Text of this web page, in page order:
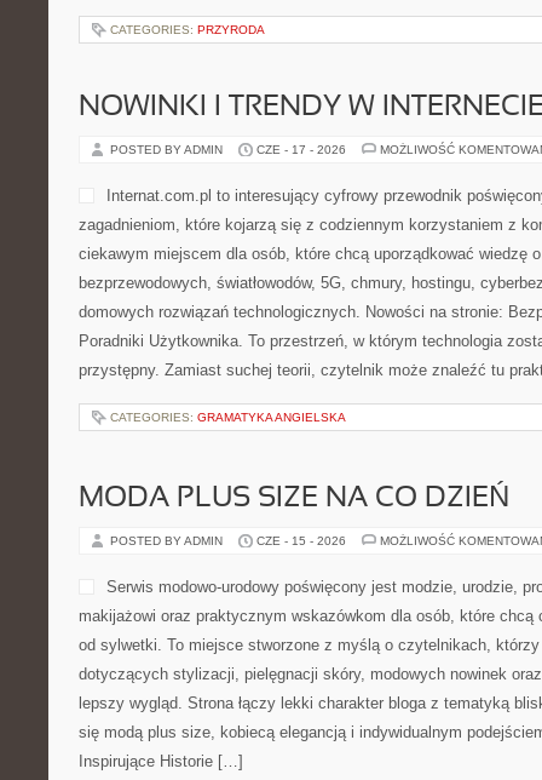
CATEGORIES: PRZYRODA
NOWINKI I TRENDY W
POSTED BY ADMIN CZE - 17 - 2026 MOŻLIWOŚĆ
Internat.com.pl to interesujący cyfrowy przewodnik
zagadnieniom, które kojarzą się z codziennym korzystaniem z
ciekawym miejscem dla osób, które chcą uporządkować wiedzę
bezprzewodowych, światłowodów, 5G, chmury, hostingu,
domowych rozwiązań technologicznych. Nowości na stronie:
Poradniki Użytkownika. To przestrzeń, w którym technologia
przystępny. Zamiast suchej teorii, czytelnik może znaleźć tu
CATEGORIES: GRAMATYKA ANGIELSKA
MODA PLUS SIZE NA CO DZIEŃ
POSTED BY ADMIN CZE - 15 - 2026 MOŻLIWOŚĆ
Serwis modowo-urodowy poświęcony jest modzie, urodzie,
makijażowi oraz praktycznym wskazówkom dla osób, które chcą
od sylwetki. To miejsce stworzone z myślą o czytelnikach,
dotyczących stylizacji, pielęgnacji skóry, modowych nowinek
lepszy wygląd. Strona łączy lekki charakter bloga z tematyką
się modą plus size, kobiecą elegancją i indywidualnym
Inspirujące Historie […]